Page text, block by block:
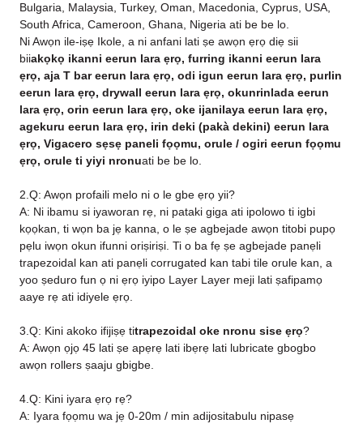
Bulgaria, Malaysia, Turkey, Oman, Macedonia, Cyprus, USA,
South Africa, Cameroon, Ghana, Nigeria ati be be lo.
Ni Awọn ile-iṣẹ Ikole, a ni anfani lati ṣe awọn ẹrọ diẹ sii
biiakọkọ ikanni eerun lara ẹrọ, furring ikanni eerun lara
ẹrọ, aja T bar eerun lara ẹrọ, odi igun eerun lara ẹrọ, purlin
eerun lara ẹrọ, drywall eerun lara ẹrọ, okunrinlada eerun
lara ẹrọ, orin eerun lara ẹrọ, oke ijanilaya eerun lara ẹrọ,
agekuru eerun lara ẹrọ, irin deki (pakà dekini) eerun lara
ẹrọ, Vigacero sẹsẹ paneli fọọmu, orule / ogiri eerun fọọmu
ẹrọ, orule ti yiyi nronuati be be lo.
2.Q: Awọn profaili melo ni o le gbe ẹrọ yii?
A: Ni ibamu si iyaworan rẹ, ni pataki giga ati ipolowo ti igbi
kọọkan, ti wọn ba jẹ kanna, o le ṣe agbejade awọn titobi pupọ
pẹlu iwọn okun ifunni oriṣiriṣi. Ti o ba fẹ ṣe agbejade panẹli
trapezoidal kan ati panẹli corrugated kan tabi tile orule kan, a
yoo ṣeduro fun ọ ni ẹrọ iyipo Layer Layer meji lati ṣafipamọ
aaye rẹ ati idiyele ẹrọ.
3.Q: Kini akoko ifijiṣẹ titrapezoidal oke nronu sise ẹrọ?
A: Awọn ọjọ 45 lati ṣe apẹrẹ lati ibẹrẹ lati lubricate gbogbo
awọn rollers ṣaaju gbigbe.
4.Q: Kini iyara ẹrọ rẹ?
A: Iyara fọọmu wa jẹ 0-20m / min adijositabulu nipasẹ